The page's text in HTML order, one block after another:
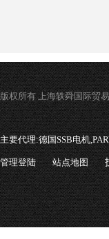
版权所有 上海轶舜国际贸
主要代理:德国SSB电机
管理登陆 站点地图